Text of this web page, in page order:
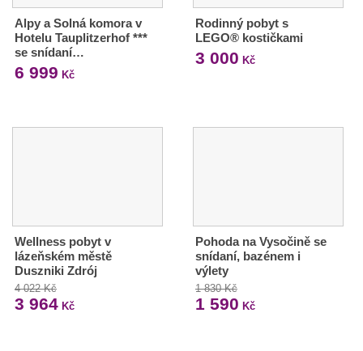
Alpy a Solná komora v
Hotelu Tauplitzerhof ***
se snídaní…
6 999 Kč
Rodinný pobyt s
LEGO® kostičkami
3 000 Kč
Wellness pobyt v
lázeňském městě
Duszniki Zdrój
4 022 Kč
3 964 Kč
Pohoda na Vysočině se
snídaní, bazénem i
výlety
1 830 Kč
1 590 Kč